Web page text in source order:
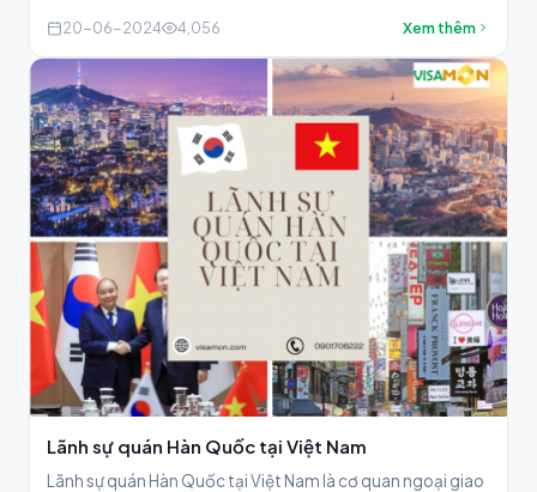
20-06-2024 4,056 Xem thêm
Lãnh sự quán Hàn Quốc tại Việt Nam
Lãnh sự quán Hàn Quốc tại Việt Nam là cơ quan ngoại giao